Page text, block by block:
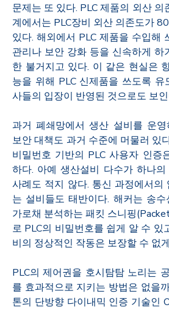
문제는 또 있다. PLC 제품의 외산 의
계에서는 PLC장비 외산 의존도가
있다. 해외에서 PLC 제품을 수입해
관리나 보안 강화 등을 신속하게 하
한 불거지고 있다. 이 같은 현실은
능을 위해 PLC 신제품을 쓰도록 유
사들의 입장이 반영된 것으로도 보인
과거 폐쇄망에서 생산 설비를 운영
보안 대책도 과거 수준에 머물러 있
비밀번호 기반의 PLC 사용자 인증
하다. 아예 생산설비 다수가 하나
사례도 적지 않다. 통신 과정에서의
는 설비들도 태반이다. 해커는 송
가로채 분석하는 패킷 스니핑
로 PLC의 비밀번호를 쉽게 알 수 있
비의 정상적인 작동은 보장할 수 없
PLC의 제어권을 호시탐탐 노리는
를 효과적으로 지키는 방법은 없을
톤의 단방향 다이내믹 인증 기술인